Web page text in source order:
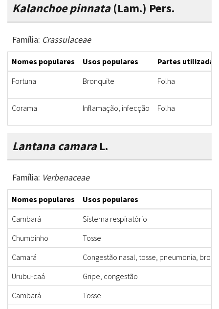
Kalanchoe pinnata(Lam.) Pers.
Família: Crassulaceae
Nomes populares Usos populares
Partes utilizadas
Fortuna
Bronquite Folha
Corama Inflamação, infecção Folha
Lantana camaraL.
Família: Verbenaceae
Nomes populares
Usos populares
Cambará
Sistema respiratório
Chumbinho
Tosse
Camará
Congestão nasal, tosse, pneumonia,
Urubu-caá
Gripe, congestão
Cambará
Tosse